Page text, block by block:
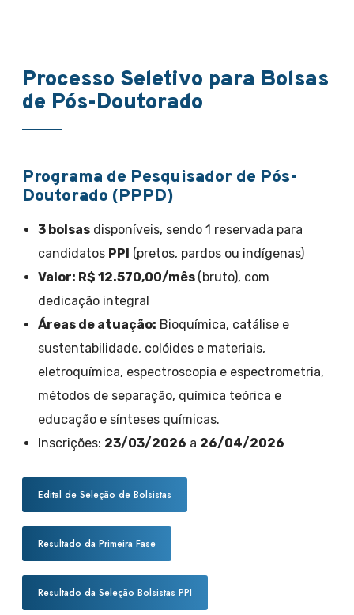
Processo Seletivo para Bolsas
de Pós-Doutorado
Programa de Pesquisador de Pós-
Doutorado (PPPD)
3 bolsas disponíveis, sendo 1 reservada para
candidatos PPI (pretos, pardos ou indígenas)
Valor: R$ 12.570,00/mês (bruto), com
dedicação integral
Áreas de atuação: Bioquímica, catálise e
sustentabilidade, colóides e materiais,
eletroquímica, espectroscopia e espectrometria,
métodos de separação, química teórica e
educação e sínteses químicas.
Inscrições: 23/03/2026 a 26/04/2026
Edital de Seleção de Bolsistas
Resultado da Primeira Fase
Resultado da Seleção Bolsistas PPI